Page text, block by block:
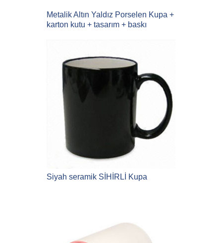
Metalik Altın Yaldız Porselen Kupa +
karton kutu + tasarım + baskı
Siyah seramik SİHİRLİ Kupa